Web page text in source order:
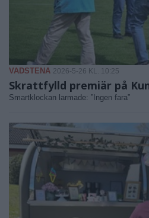
VADSTENA 2026-5-26 KL. 10:25
Skrattfylld premiär på
Smartklockan larmade: ”Ingen fara”